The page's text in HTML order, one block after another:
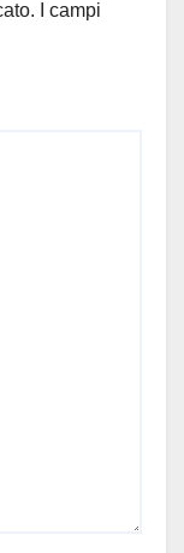
I campi